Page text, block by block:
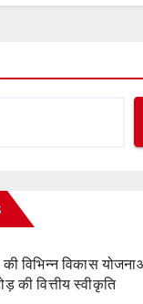
विभिन्न विकास योजनाओं
की वित्तीय स्वीकृति